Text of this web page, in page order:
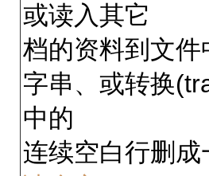
或读入其它
档的资料到文
字串、或转换
中的
连续空白行删